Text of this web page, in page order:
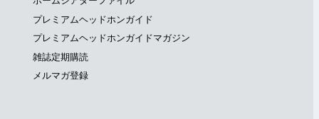
プレミアムヘッドホンガイド
プレミアムヘッドホンガイドマガジン
雑誌定期購読
メルマガ登録